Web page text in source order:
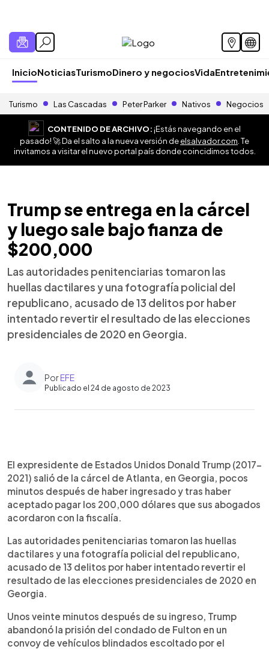
InicioNoticiasTurismoDinero y negociosVida
Turismo Las Cascadas Peter Parker Nativos Negocios
CONTENIDO DE ARCHIVO:¡Estás navegando en el
pasado! 🚀 Da el salto a la nueva versión deelsalvador.com . Te
invitamos a visitar el nuevo portal país donde coincidimos todos.
Trump se entrega en la cárcel
y luego sale bajo fianza de
$200,000
Las autoridades penitenciarias tomaron las
huellas dactilares y una fotografía policial del
republicano, acusado de 13 delitos por haber
intentado revertir el resultado de las elecciones
presidenciales de 2020 en Georgia.
PorEFE
Publicado el 24 de agosto de 2023
Escuchar artículo
El expresidente de Estados Unidos Donald Trump (2017-
2021) salió de la cárcel de Atlanta, en Georgia, pocos
minutos después de haber ingresado y tras haber
aceptado pagar los 200,000 dólares que sus abogados
acordaron con la fiscalía.
Las autoridades penitenciarias tomaron las huellas
dactilares y una fotografía policial del republicano,
acusado de 13 delitos por haber intentado revertir el
resultado de las elecciones presidenciales de 2020 en
Georgia.
Unos veinte minutos después de su ingreso, Trump
abandonó la prisión del condado de Fulton en un
convoy de vehículos blindados escoltado por el